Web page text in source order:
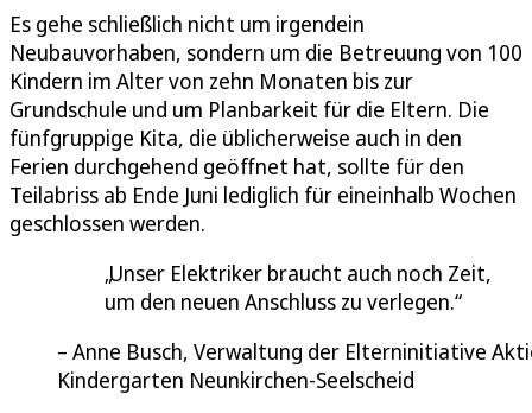
Es gehe schließlich nicht um irgendein
Neubauvorhaben, sondern um die Betreuung von 100
Kindern im Alter von zehn Monaten bis zur
Grundschule und um Planbarkeit für die Eltern. Die
fünfgruppige Kita, die üblicherweise auch in den
Ferien durchgehend geöffnet hat, sollte für den
Teilabriss ab Ende Juni lediglich für eineinhalb Wochen
geschlossen werden.
Unser Elektriker braucht auch noch Zeit,
um den neuen Anschluss zu verlegen.
Anne Busch, Verwaltung der Elterninitiative
Kindergarten Neunkirchen-Seelscheid